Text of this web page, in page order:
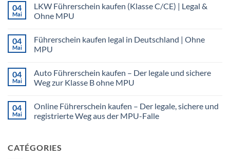
Ich
möchte
Führerschein
&
Ohne
MPU
04
Mai
LKW Führerschein kaufen (Klasse C/CE) | Legal &
Ohne MPU
zu
LKW
Führerschein
C/CE)
|
Legal
MPU
04
Mai
Führerschein kaufen legal in Deutschland | Ohne
MPU
zu
Führerschein
kaufen
Deutschland
Ohne
04
Mai
Auto Führerschein kaufen – Der legale und sichere
Weg zur Klasse B ohne MPU
zu
Führerschein
legale
und
04
Mai
Online Führerschein kaufen – Der legale, sichere und
registrierte Weg aus der MPU-Falle
Online
Führerschein
CATÉGORIES